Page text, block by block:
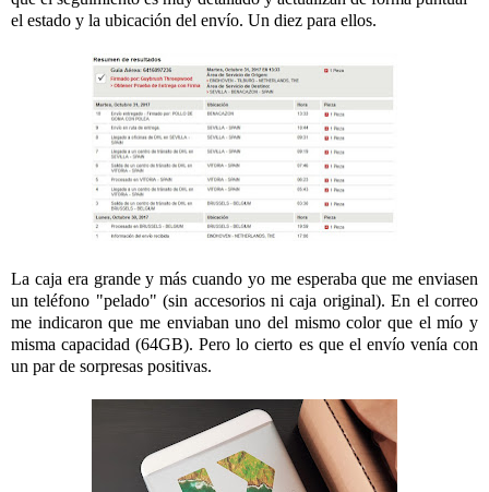
el estado y la ubicación del envío. Un diez para ellos.
La caja era grande y más cuando yo me esperaba que me enviasen
un teléfono "pelado" (sin accesorios ni caja original). En el correo
me indicaron que me enviaban uno del mismo color que el mío y
misma capacidad (64GB). Pero lo cierto es que el envío venía con
un par de sorpresas positivas.